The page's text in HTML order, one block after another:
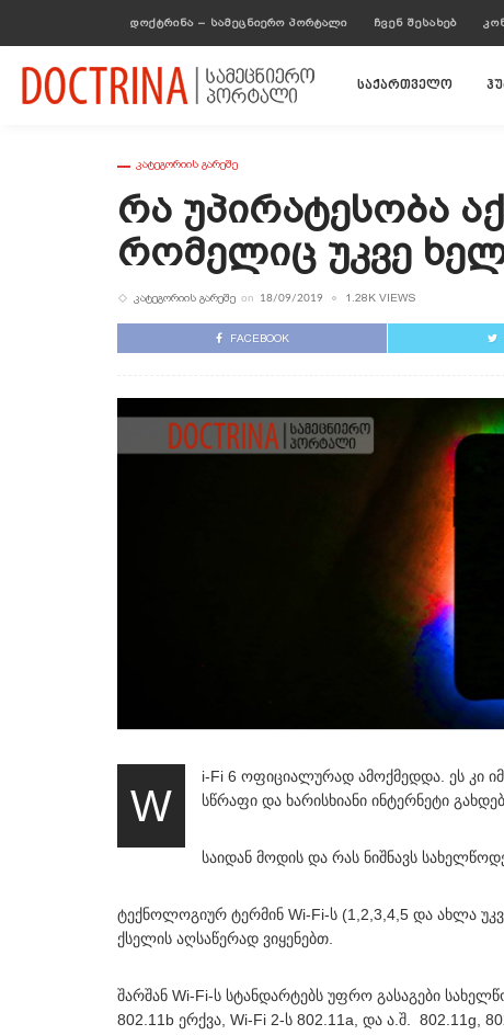
ᲓᲝᲥᲢᲠᲘᲜᲐ – ᲡᲐᲛᲔᲪᲜᲘᲔᲠᲝ ᲞᲝᲠᲢᲐᲚᲘ ᲩᲕᲔᲜ ᲨᲔᲡᲐᲮᲔᲑ
საქართველო
ᲙᲐᲢᲔᲒᲝᲠᲘᲘᲡ ᲒᲐᲠᲔᲨᲔ
Რა Უპირატესობა
Რომელიც Უკვე
ᲙᲐᲢᲔᲒᲝᲠᲘᲘᲡ ᲒᲐᲠᲔᲨᲔ on 18/09/2019 1.28K VIEWS
FACEBOOK
W
i-Fi 6 ოფიციალურად ამოქმედდა. ეს კი
სწრაფი და ხარისხიანი ინტერნეტი
საიდან მოდის და რას ნიშნავს
ტექნოლოგიურ ტერმინ Wi-Fi-ს (1,2,3,4,5 და ახლა
ქსელის აღსაწერად ვიყენებთ.
შარშან Wi-Fi-ს სტანდარტებს უფრო გასაგები
802.11b ერქვა, Wi-Fi 2-ს 802.11a, და ა.შ. 802.11g,